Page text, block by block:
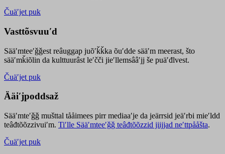
Čuäʹjet puk
Vasttõsvuuʹd
Sääʹmteeʹǧǧest reâuggap juõʹǩǩka õuʹdde sääʹm meerast, što
sääʹmǩiõlin da kulttuurâst leʹčči jieʹllemsââʹjj še puäʹđlvest.
Čuäʹjet puk
Ääiʹjpoddsaž
Sääʹmteʹǧǧ mušttal tååimees pirr mediaaʹje da jeärrsid jeäʹrbi mieʹldd
teâđtõõzzivuiʹm. Tiʹlle Sääʹmteeʹǧǧ teâđtõõzzid jiijjad neʹttpååšta.
Čuäʹjet puk